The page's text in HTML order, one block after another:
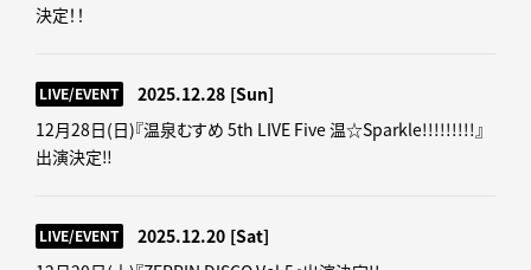
決定！！
LIVE/EVENT 2025.12.28 [Sun]
12月28日(日)『温泉むすめ 5th LIVE Five 温☆Sparkle!!!!!!!!!』
出演決定‼
LIVE/EVENT 2025.12.20 [Sat]